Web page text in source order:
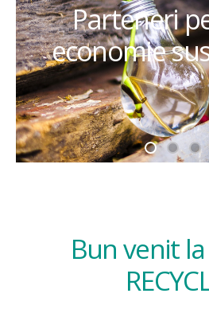
Parteneri
economie
Bun venit la